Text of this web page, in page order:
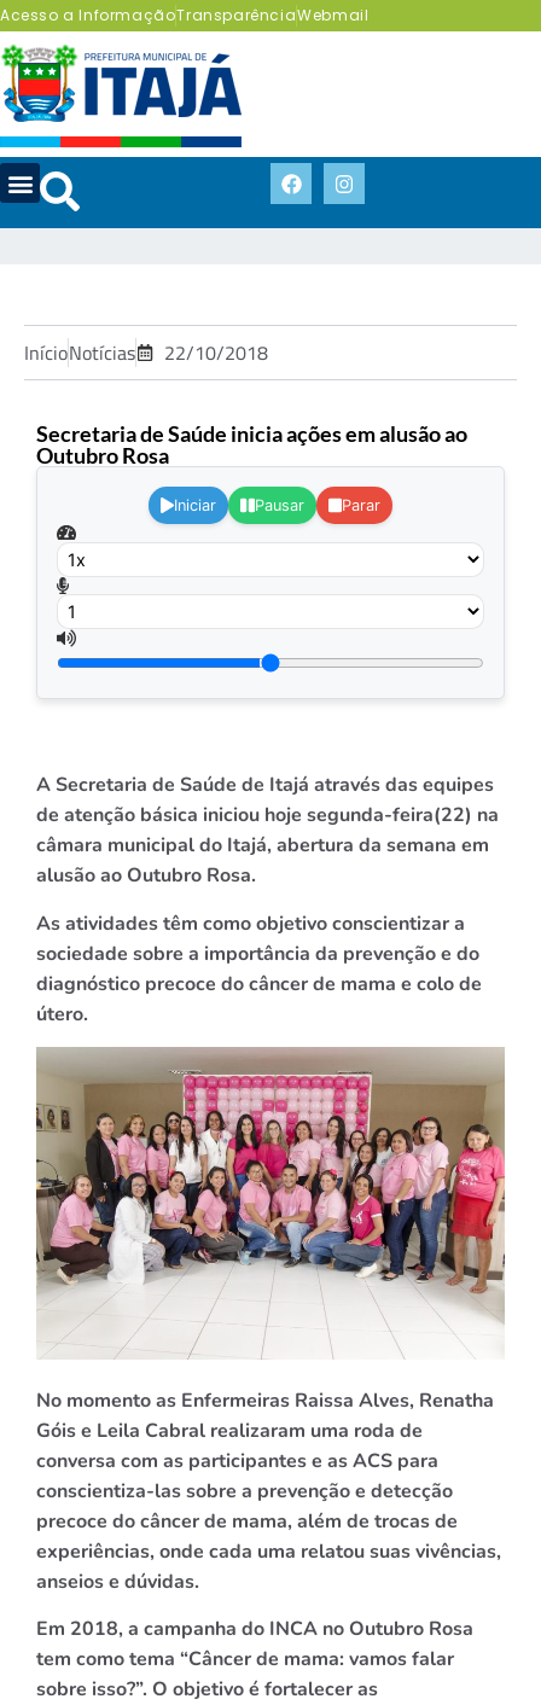
Acesso a InformaçãoTransparênciaWebmail
InícioNotícias 22/10/2018
Secretaria de Saúde inicia ações em alusão ao
Outubro Rosa
Iniciar Pausar Parar
A Secretaria de Saúde de Itajá através das equipes
de atenção básica iniciou hoje segunda-feira(22) na
câmara municipal do Itajá,abertura da semana em
alusão ao Outubro Rosa.
As atividades têm como objetivo conscientizar a
sociedade sobre a importância da prevenção e do
diagnóstico precoce do câncer de mama e colo de
útero.
No momento as Enfermeiras Raissa Alves, Renatha
Góis e Leila Cabral realizaram uma roda de
conversa com as participantes e as ACS para
conscientiza-las sobre a prevenção e detecção
precoce do câncer de mama, além de trocas de
experiências, onde cada uma relatou suas vivências,
anseios e dúvidas.
Em 2018, a campanha do INCA no Outubro Rosa
tem como tema “Câncer de mama: vamos falar
sobre isso?”. O objetivo é fortalecer as